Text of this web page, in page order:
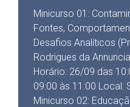
Minicurso 01:
Fontes,
Desafios Analíticos
Rodrigues da
Horário: 26/09 das
09:00 às 11:00 Local:
Minicurso 02: